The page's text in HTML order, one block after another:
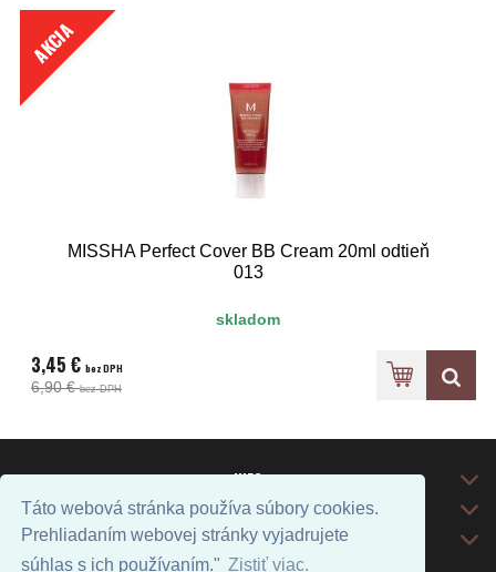
Táto webová stránka používa súbory cookies.
Prehliadaním webovej stránky vyjadrujete
súhlas s ich používaním." Zistiť viac.
AKCIA
MISSHA Perfect Cover BB Cream 20ml odtieň
013
skladom
3,45 € bez DPH
6,90 €bez DPH
INFO
DODANIE TOVARU
KONTAKT